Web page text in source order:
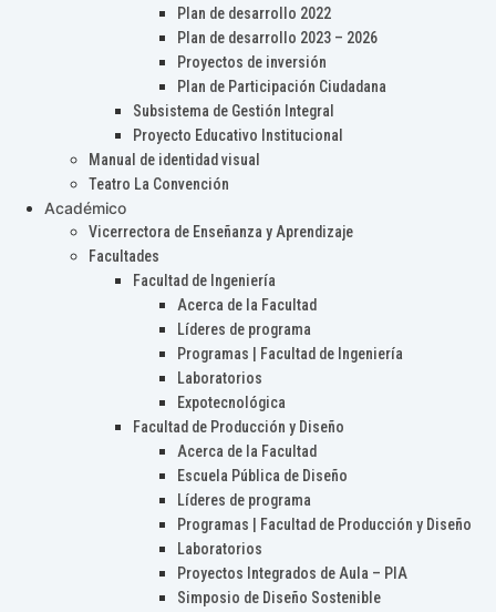
Plan de desarrollo 2022
Plan de desarrollo 2023 – 2026
Proyectos de inversión
Plan de Participación Ciudadana
Subsistema de Gestión Integral
Proyecto Educativo Institucional
Manual de identidad visual
Teatro La Convención
Académico
Vicerrectora de Enseñanza y Aprendizaje
Facultades
Facultad de Ingeniería
Acerca de la Facultad
Líderes de programa
Programas | Facultad de Ingeniería
Laboratorios
Expotecnológica
Facultad de Producción y Diseño
Acerca de la Facultad
Escuela Pública de Diseño
Líderes de programa
Programas | Facultad de Producción y Diseño
Laboratorios
Proyectos Integrados de Aula – PIA
Simposio de Diseño Sostenible